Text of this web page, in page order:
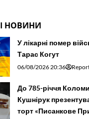
НОВИНИ
У лікарні помер
Тарас Когут
06/08/2026 20:36
До 785-річчя
Кушнірук
торт «Писанкове